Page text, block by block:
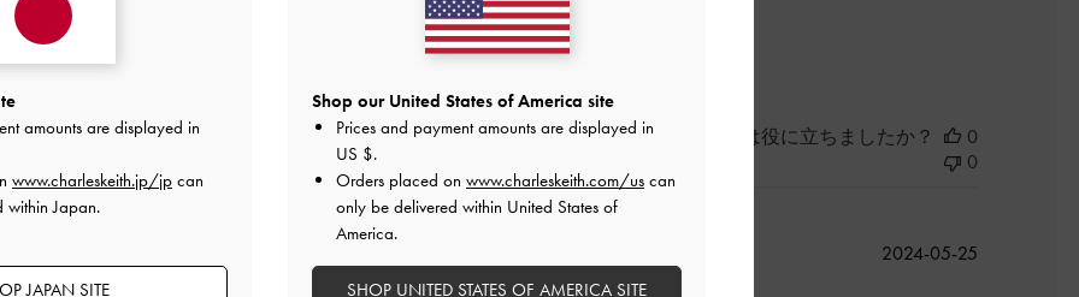
とてもよかった とてもよかった
このレビューは役に立ちましたか？
0
0
任給に購入しました！
公
2024-05-25
amounts are displayed in
www.charleskeith.jp/jp can
within Japan.
JAPAN SITE
Shop our United States of America site
Prices and payment amounts are displayed in
US $.
Orders placed on www.charleskeith.com/us can
only be delivered within United States of
America.
SHOP UNITED STATES OF AMERICA SITE